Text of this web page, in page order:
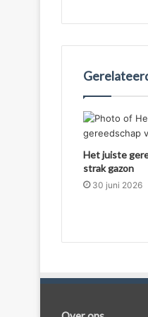
Het juiste
strak gazon
30 juni 2026